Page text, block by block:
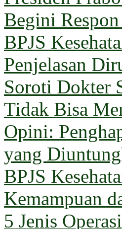
Begini
BPJS
Penjelasan
Soroti Dokter
Tidak Bisa
Opini:
yang
BPJS
Kemampuan
5 Jenis